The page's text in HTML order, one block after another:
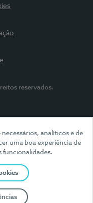
analíticos e de
uma boa experiência de
funcionalidades.
reservados.